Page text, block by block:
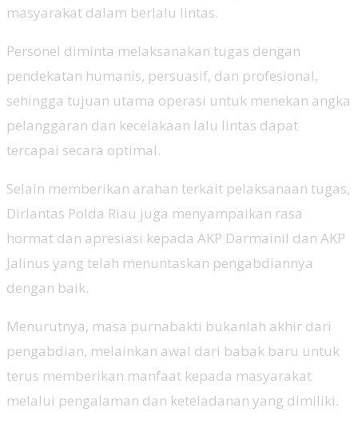
masyarakat dalam berlalu lintas.
Personel diminta melaksanakan tugas dengan
pendekatan humanis, persuasif, dan profesional,
sehingga tujuan utama operasi untuk menekan angka
pelanggaran dan kecelakaan lalu lintas dapat
tercapai secara optimal.
Selain memberikan arahan terkait pelaksanaan tugas,
Dirlantas Polda Riau juga menyampaikan rasa
hormat dan apresiasi kepada AKP Darmainil dan AKP
Jalinus yang telah menuntaskan pengabdiannya
dengan baik.
Menurutnya, masa purnabakti bukanlah akhir dari
pengabdian, melainkan awal dari babak baru untuk
terus memberikan manfaat kepada masyarakat
melalui pengalaman dan keteladanan yang dimiliki.